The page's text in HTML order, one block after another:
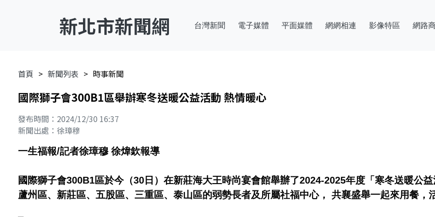
新北市新聞網 台灣新聞 電子媒體 平面媒體 網網相連 影像特區 網路
首頁 新聞列表 時事新聞
國際獅子會300B1區舉辦寒冬送暖公益活動 熱情暖心
發布時間：2024/12/30 16:37
新聞出處：徐璋穆
一生福報/記者徐璋穆 徐煒欽報導
國際獅子會300B1區於今（30日）在新莊海大王時尚宴會館舉辦了2024-2025年度「寒冬送暖公
蘆州區、新莊區、五股區、三重區、泰山區的弱勢長者及所屬社福中心， 共襄盛舉一起來用餐，